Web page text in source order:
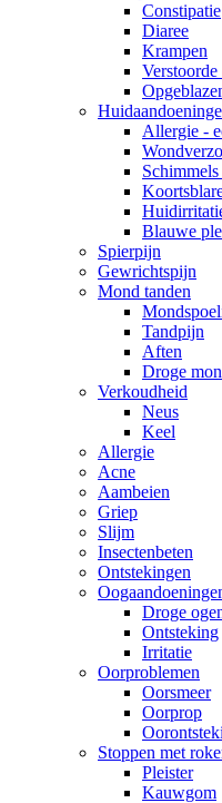
Constipatie
Diaree
Krampen
Allergie -
Blauwe
Spierpijn
Gewrichtspijn
Mond tanden
Tandpijn
Aften
Droge
Verkoudheid
Neus
Keel
Allergie
Acne
Aambeien
Griep
Slijm
Insectenbeten
Ontstekingen
Droge
Ontsteking
Irritatie
Oorproblemen
Oorsmeer
Oorprop
Stoppen met
Pleister
Kauwgom